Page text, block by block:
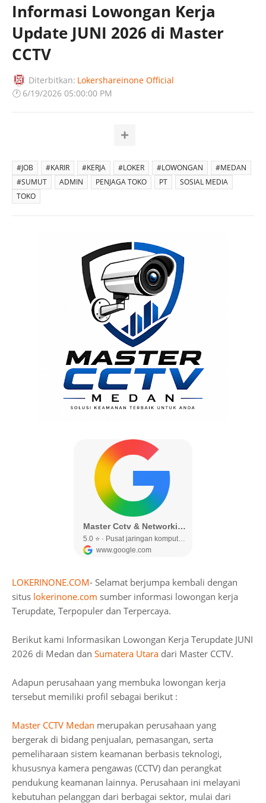
Informasi Lowongan Kerja
Update JUNI 2026 di Master
CCTV
Diterbitkan: Lokershareinone Official
🕐 6/19/2026 05:00:00 PM
#JOB #KARIR #KERJA #LOKER #LOWONGAN
#MEDAN
#SUMUT
ADMIN PENJAGA TOKO PT
SOSIAL MEDIA
TOKO
LOKERINONE.COM- Selamat berjumpa kembali dengan
situs lokerinone.com sumber informasi lowongan kerja
Terupdate, Terpopuler dan Terpercaya.
Berikut kami Informasikan Lowongan Kerja Terupdate JUNI
2026 di Medan dan Sumatera Utara dari Master CCTV.
Adapun perusahaan yang membuka lowongan kerja
tersebut memiliki profil sebagai berikut :
Master CCTV Medan merupakan perusahaan yang
bergerak di bidang penjualan, pemasangan, serta
pemeliharaan sistem keamanan berbasis teknologi,
khususnya kamera pengawas (CCTV) dan perangkat
pendukung keamanan lainnya. Perusahaan ini melayani
kebutuhan pelanggan dari berbagai sektor, mulai dari